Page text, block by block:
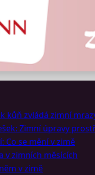
o
Světlík
kůň zvládá zimní
Zimní úpravy
Co se mění v zimě
v zimních měsících
v zimě